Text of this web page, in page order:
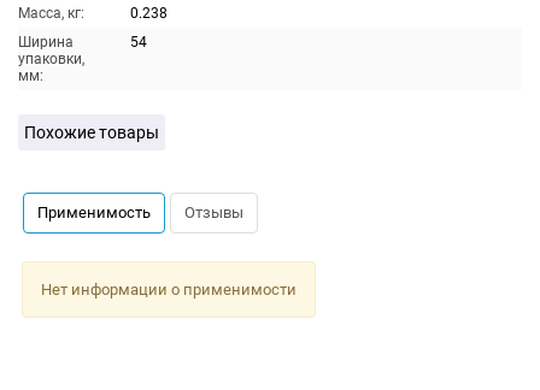
Масса, кг:
0.238
Ширина
упаковки,
мм:
54
Похожие товары
Применимость Отзывы
Нет информации о применимости